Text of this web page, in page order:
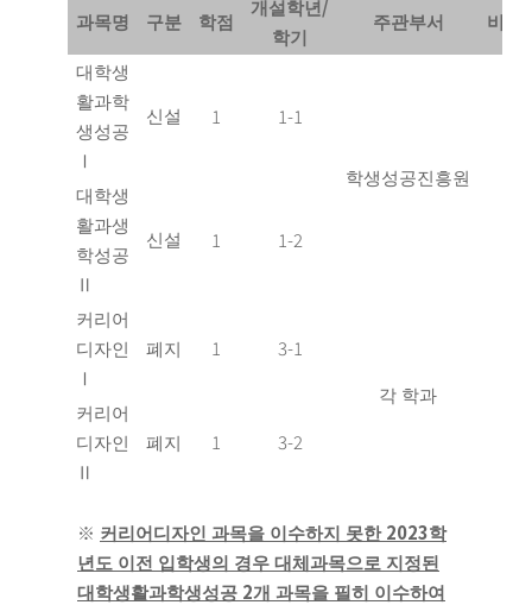
과목명 구분 학점
개설학년 /
학기
주관부서 비고
대학생
활과학
생성공
Ⅰ
신설 1 1-1
학생성공진흥원
대학생
활과생
학성공
Ⅱ
신설 1 1-2
커리어
디자인
Ⅰ
폐지 1 3-1
각 학과
커리어
디자인
Ⅱ
폐지 1 3-2
※ 커리어디자인 과목을 이수하지 못한 2023학
년도 이전 입학생의 경우 대체과목으로 지정된
대학생활과학생성공 2개 과목을 필히 이수하여